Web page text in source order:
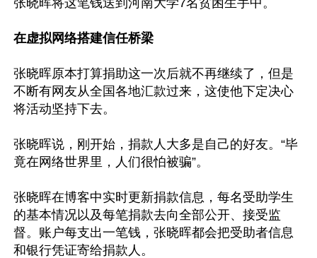
张晓晖将这笔钱送到河南大学7名贫困生手中。
在虚拟网络搭建信任桥梁
张晓晖原本打算捐助这一次后就不再继续了，但是
不断有网友从全国各地汇款过来，这使他下定决心
将活动坚持下去。
张晓晖说，刚开始，捐款人大多是自己的好友。“毕
竟在网络世界里，人们很怕被骗”。
张晓晖在博客中实时更新捐款信息，每名受助学生
的基本情况以及每笔捐款去向全部公开、接受监
督。账户每支出一笔钱，张晓晖都会把受助者信息
和银行凭证寄给捐款人。